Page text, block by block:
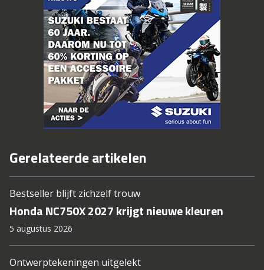
Gerelateerde artikelen
Bestseller blijft zichzelf trouw
Honda NC750X 2027 krijgt nieuwe kleuren
5 augustus 2026
Ontwerptekeningen uitgelekt